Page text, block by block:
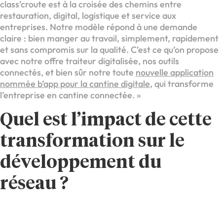
class’croute est à la croisée des chemins entre
restauration, digital, logistique et service aux
entreprises. Notre modèle répond à une demande
claire : bien manger au travail, simplement, rapidement
et sans compromis sur la qualité. C’est ce qu’on propose
avec notre offre traiteur digitalisée, nos outils
connectés, et bien sûr notre toute nouvelle application
nommée b’app pour la cantine digitale, qui transforme
l’entreprise en cantine connectée. »
Quel est l’impact de cette
transformation sur le
développement du
réseau ?